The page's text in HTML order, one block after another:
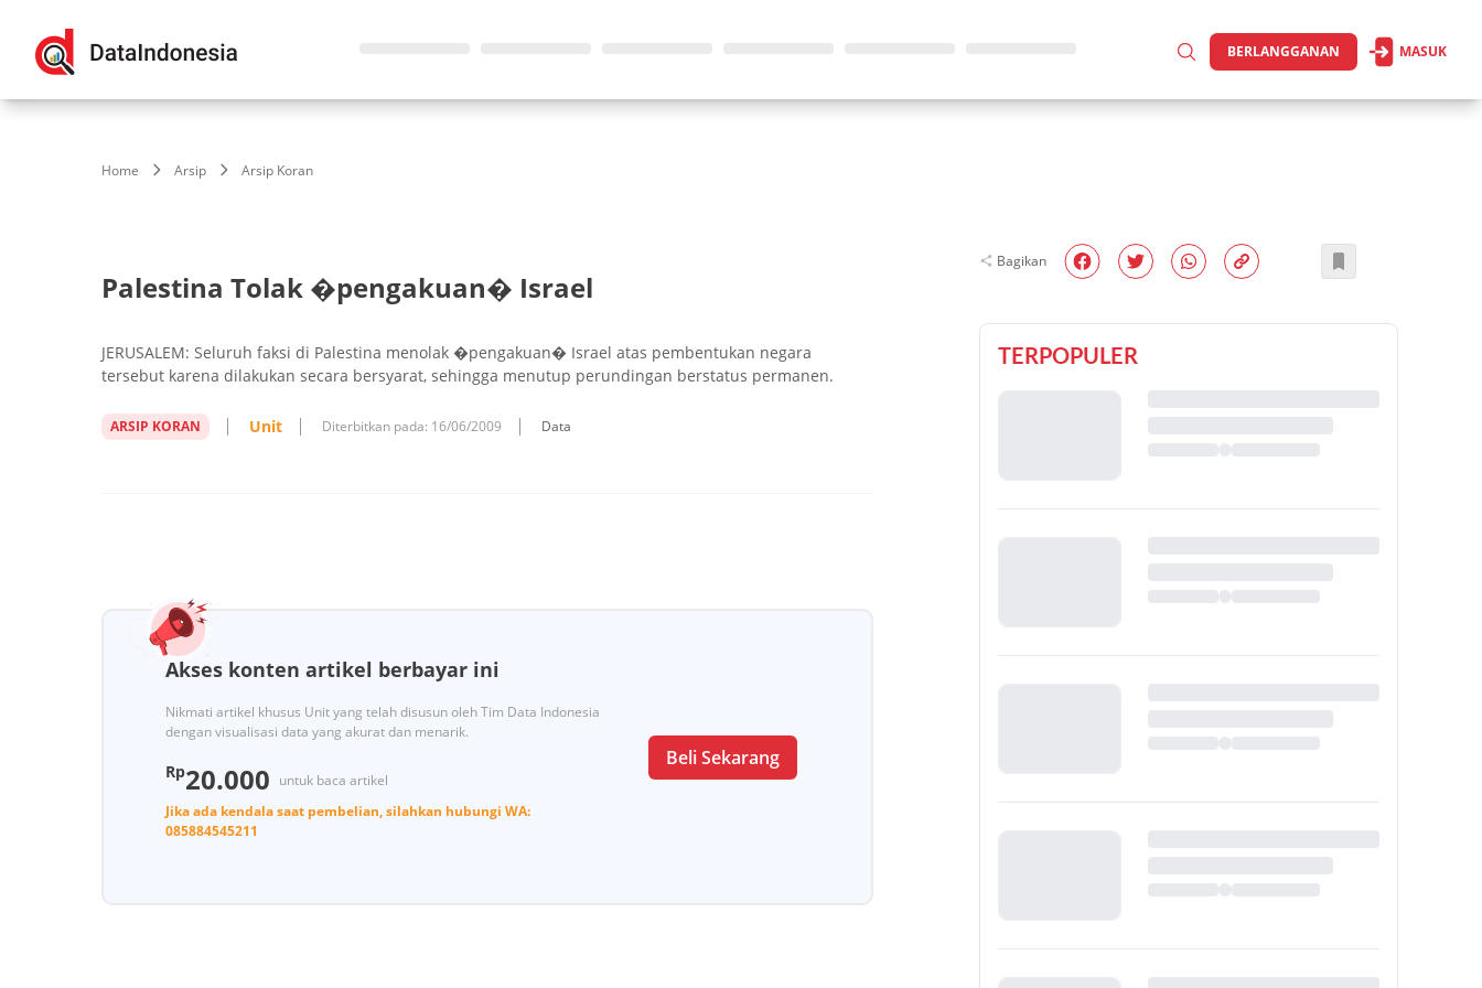
BERLANGGANAN MASUK
Home Arsip Arsip Koran
Palestina Tolak �pengakuan� Israel
JERUSALEM: Seluruh faksi di Palestina menolak �pengakuan� Israel atas pembentukan negara
tersebut karena dilakukan secara bersyarat, sehingga menutup perundingan berstatus permanen.
ARSIP KORAN Unit Diterbitkan pada: 16/06/2009 Data
Akses konten artikel berbayar ini
Nikmati artikel khusus Unit yang telah disusun oleh Tim Data Indonesia
dengan visualisasi data yang akurat dan menarik.
Rp20.000 untuk baca artikel
Jika ada kendala saat pembelian, silahkan hubungi WA:
085884545211
Beli Sekarang
Bagikan
TERPOPULER